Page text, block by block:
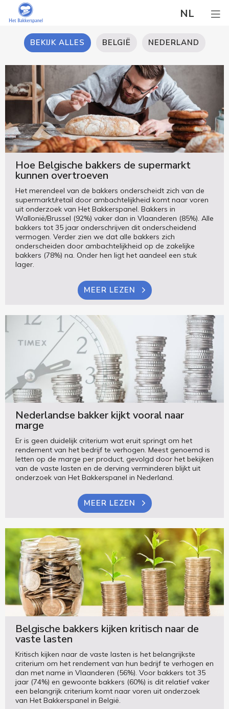
NL
BEKIJK ALLES BELGIË NEDERLAND
Hoe Belgische bakkers de supermarkt
kunnen overtroeven
Het merendeel van de bakkers onderscheidt zich van de
supermarkt/retail door ambachtelijkheid komt naar voren
uit onderzoek van Het Bakkerspanel. Bakkers in
Wallonië/Brussel (92%) vaker dan in Vlaanderen (85%). Alle
bakkers tot 35 jaar onderschrijven dit onderscheidend
vermogen. Verder zien we dat alle bakkers zich
onderscheiden door ambachtelijkheid op de zakelijke
bakkers (78%) na. Onder hen ligt het aandeel een stuk
lager.
MEER LEZEN
Nederlandse bakker kijkt vooral naar
marge
Er is geen duidelijk criterium wat eruit springt om het
rendement van het bedrijf te verhogen. Meest genoemd is
letten op de marge per product, gevolgd door het bekijken
van de vaste lasten en de derving verminderen blijkt uit
onderzoek van Het Bakkerspanel in Nederland.
MEER LEZEN
Belgische bakkers kijken kritisch naar de
vaste lasten
Kritisch kijken naar de vaste lasten is het belangrijkste
criterium om het rendement van hun bedrijf te verhogen en
dan met name in Vlaanderen (56%). Voor bakkers tot 35
jaar (74%) en gewoonte bakkers (60%) is dit relatief vaker
een belangrijk criterium komt naar voren uit onderzoek
van Het Bakkerspanel in België.